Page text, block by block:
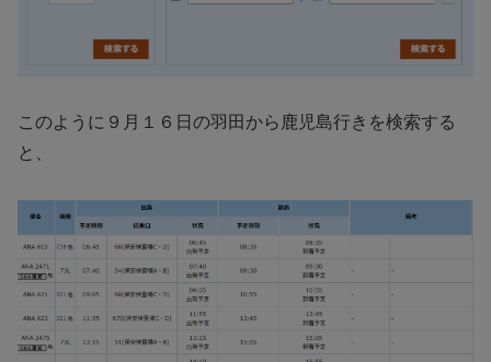
このように９月１６日の羽田から鹿児島行きを検索する
と、